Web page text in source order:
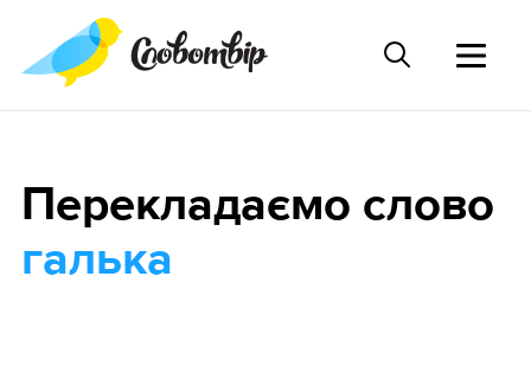
Перекладаємо слово
галька